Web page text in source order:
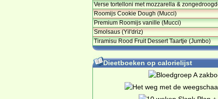
Verse tortelloni met mozzarella &
Roomijs Cookie Dough (Mucci)
Premium Roomijs vanille (Mucci)
Smolsaus (Yil'driz)
Tiramisu Rood Fruit Dessert Taartje (Jumbo)
Dieetboeken op calorielijst